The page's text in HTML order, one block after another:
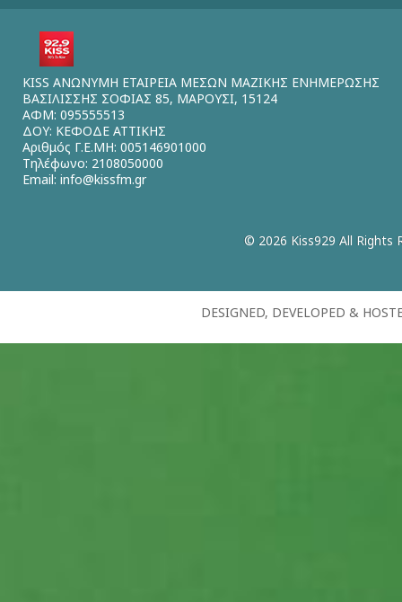
KISS ΑΝΩΝΥΜΗ ΕΤΑΙΡΕΙΑ ΜΕΣΩΝ ΜΑΖΙΚΗΣ ΕΝΗΜΕΡΩΣΗΣ
ΒΑΣΙΛΙΣΣΗΣ ΣΟΦΙΑΣ 85, ΜΑΡΟΥΣΙ, 15124
ΑΦΜ: 095555513
ΔΟΥ: ΚΕΦΟΔΕ ΑΤΤΙΚΗΣ
Αριθμός Γ.Ε.ΜΗ: 005146901000
Τηλέφωνο: 2108050000
Email: info@kissfm.gr
© 2026 Kiss929 All Rights
DESIGNED, DEVELOPED &